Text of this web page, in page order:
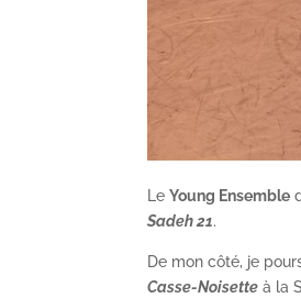
LeYoung Ensemble
Sadeh 21.
De mon côté, je
Casse-Noisette à la